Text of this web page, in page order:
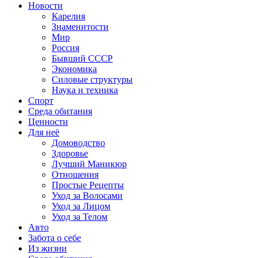
Новости
Карелия
Знаменитости
Мир
Россия
Бывший СССР
Экономика
Силовые структуры
Наука и техника
Спорт
Среда обитания
Ценности
Для неё
Домоводство
Здоровье
Лучший Маникюр
Отношения
Простые Рецепты
Уход за Волосами
Уход за Лицом
Уход за Телом
Авто
Забота о себе
Из жизни